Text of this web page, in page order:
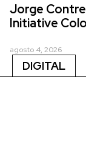
Jorge
Initiative
agosto 4, 2026
DIGITAL